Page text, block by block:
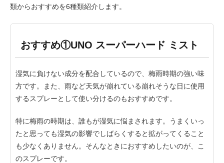
類からおすすめを6種類紹介します。
おすすめ①UNO スーパーハード ミスト
湿気に負けない成分を配合しているので、梅雨時期の強い味
方です。また、雨など天気が崩れている崩れそうな日に使用
するスプレーとして使い分けるのもおすすめです。
特に梅雨の時期は、誰もが湿気に悩まされます。うまくいっ
たと思っても湿気の影響でしばらくすると拡がってくること
も少なくありません。そんなときにおすすめしたいのが、こ
のスプレーです。